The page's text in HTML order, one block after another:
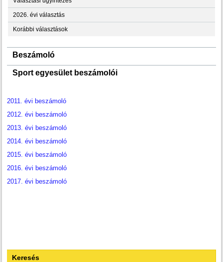
2026. évi választás
Korábbi választások
Beszámoló
Sport egyesület beszámolói
2011. évi beszámoló
2012. évi beszámoló
2013. évi beszámoló
2014. évi beszámoló
2015. évi beszámoló
2016. évi beszámoló
2017. évi beszámoló
Keresés